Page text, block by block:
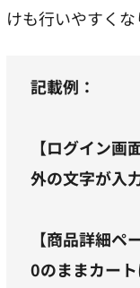
けも行いやすくな
記載例：
【ログイン
外の文字が入
【商品詳細
0のままカー